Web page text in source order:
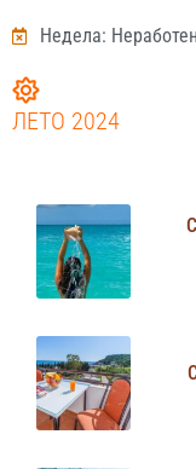
Недела:
ЛЕТО 2024